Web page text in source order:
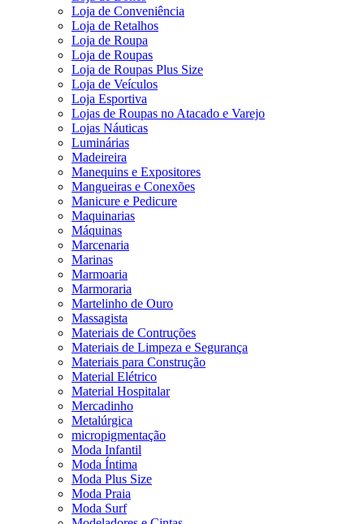
Loja de Conveniência
Loja de Retalhos
Loja de Roupa
Loja de Roupas
Loja de Roupas Plus Size
Loja de Veículos
Loja Esportiva
Lojas de Roupas no Atacado e Varejo
Lojas Náuticas
Luminárias
Madeireira
Manequins e Expositores
Mangueiras e Conexões
Manicure e Pedicure
Maquinarias
Máquinas
Marcenaria
Marinas
Marmoaria
Marmoraria
Martelinho de Ouro
Massagista
Materiais de Contruções
Materiais de Limpeza e Segurança
Materiais para Construção
Material Elétrico
Material Hospitalar
Mercadinho
Metalúrgica
micropigmentação
Moda Infantil
Moda Íntima
Moda Plus Size
Moda Praia
Moda Surf